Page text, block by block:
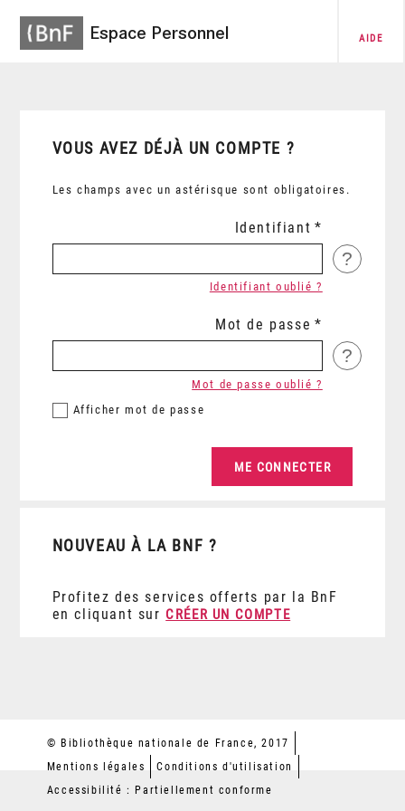
Espace Personnel AIDE
VOUS AVEZ DÉJÀ UN COMPTE ?
Les champs avec un astérisque sont obligatoires.
Identifiant
?
Identifiant oublié ?
Mot de passe
?
Afficher mot de passe
Mot de passe oublié ?
NOUVEAU À LA BNF ?
Profitez des services offerts par la BnF
en cliquant sur CRÉER UN COMPTE
© Bibliothèque nationale de France, 2017
Mentions légales
Conditions d'utilisation
Accessibilité : Partiellement conforme